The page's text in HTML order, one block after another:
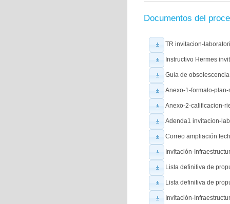
Documentos del
TR invitacion-
Instructivo Hermes
Guía de
Anexo-1-formato-
Anexo-2-calificacion-
Adenda1 invitacion-
Correo ampliación
Invitación-
Lista definitiva de
Lista definitiva de
Invitación-